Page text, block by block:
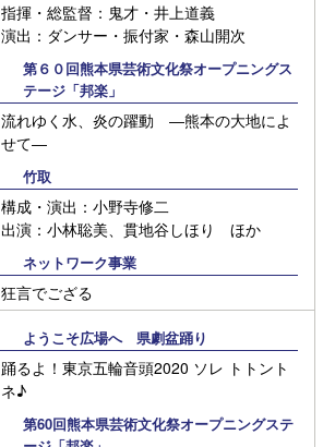
指揮・総監督：鬼才・井上道義
演出：ダンサー・振付家・森山開次
第６０回熊本県芸術文化祭オープニングス
テージ「邦楽」
流れゆく水、炎の躍動 ―熊本の大地によ
せて―
竹取
構成・演出：小野寺修二
出演：小林聡美、貫地谷しほり ほか
ネットワーク事業
狂言でござる
ようこそ広場へ 県劇盆踊り
踊るよ！東京五輪音頭2020 ソレ トトント
ネ♪
第60回熊本県芸術文化祭オープニングステ